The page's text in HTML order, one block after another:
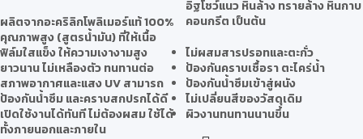
ผลิตจากอะคริลิกโพลิเมอร์แท้ 100%
คุณภาพสูง (สูตรน้ำมัน) ที่ให้เนื้อ
ฟิล์มใสแข็ง ให้ความเงางามสูง
ยาวนาน ไม่เหลืองตัว ทนทานต่อ
สภาพอากาศและแสง UV สามารถ
ป้องกันน้ำซึม และคราบสกปรกได้ดี
เปิดใช้งานได้ทันที ไม่ต้องผสม ใช้ได้
ทั้งภายนอกและภายใน
อิฐโชว์แนว หินล้าง ทรายล้าง หินกาบ
คอนกรีต เป็นต้น
ไม่ผสมสารปรอทและตะกั่ว
ป้องกันคราบเชื้อรา ตะไคร่น้ำ
ป้องกันน้ำซึมเข้าสู่ผนัง
ไม่เปลี่ยนสีของวัสดุเดิม
ผิวงานทนทานนานขึ้น